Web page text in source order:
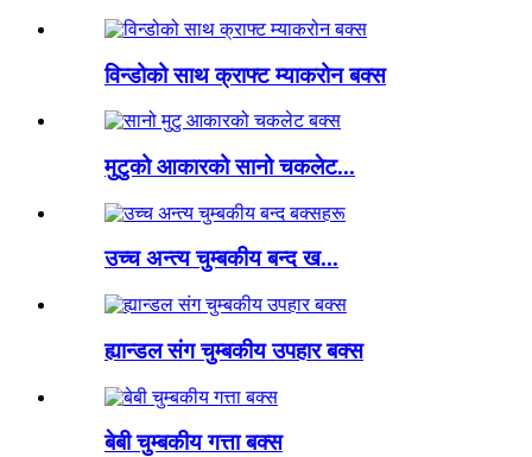
विन्डोको साथ क्राफ्ट म्याकरोन बक्स
मुटुको आकारको सानो चकलेट...
उच्च अन्त्य चुम्बकीय बन्द ख...
ह्यान्डल संग चुम्बकीय उपहार बक्स
बेबी चुम्बकीय गत्ता बक्स